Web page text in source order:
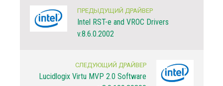
ПРЕДЫДУЩИЙ ДРАЙВЕР
Intel RST-e and VROC Drivers
v.8.6.0.2002
СЛЕДУЮЩИЙ ДРАЙВЕР
Lucidlogix Virtu MVP 2.0 Software